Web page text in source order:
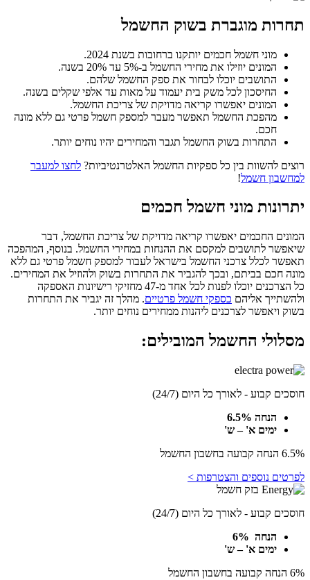
תחרות מוגברת בשוק החשמל
מוני חשמל חכמים יותקנו ברחובות בשנת 2024.
המונים יוזילו את מחירי החשמל ב-5% עד 20% בשנה.
התושבים יוכלו לבחור את ספק החשמל שלהם.
החיסכון לכל משק בית יעמוד על מאות עד אלפי שקלים בשנה.
המונים יאפשרו קריאה מדויקת של צריכת החשמל.
מהפכת החשמל תאפשר מעבר למספק חשמל פרטי גם ללא מונה
חכם.
התחרות בשוק החשמל תגבר והמחירים יהיו נוחים יותר.
רוצים להשוות בין כל ספקיות החשמל האלטרנטיביות? לחצו למעבר
למחשבון חשמל!
יתרונות מוני חשמל חכמים
המונים החכמים יאפשרו קריאה מדויקת של צריכת החשמל, דבר
שיאפשר לתושבים למקסם את ההנחות במחירי החשמל. בנוסף, המהפכה
תאפשר לכלל צרכני החשמל בישראל לעבור למספק חשמל פרטי גם ללא
מונה חכם בביתם, ובכך להגביר את התחרות בשוק ולהוזיל את המחירים.
כל הצרכנים יוכלו לפנות לכל אחד מ-47 מחזיקי רישיונות האספקה
ולהשתייך אליהם כספקי חשמל פרטיים. מהלך זה יגביר את התחרות
בשוק ויאפשר לצרכנים ליהנות ממחירים נוחים יותר.
מסלולי החשמל המובילים:
חוסכים קבוע - לאורך כל היום (24/7)
הנחה 6.5%
ימים א' – ש'
6.5% הנחה קבועה בחשבון החשמל
לפרטים נוספים והצטרפות >
חוסכים קבוע - לאורך כל היום (24/7)
הנחה 6%
ימים א' – ש'
6% הנחה קבועה בחשבון החשמל